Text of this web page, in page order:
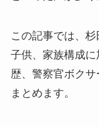
この記事では、杉
子供、家族構成
歴、警察官ボクサ
まとめます。